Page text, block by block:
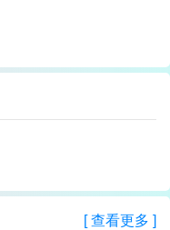
[ 查看更多 ]